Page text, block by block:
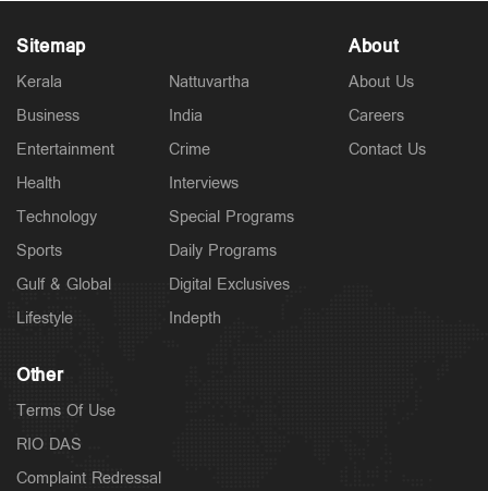
Sitemap
Kerala
Business
Entertainment
Health
Technology
Sports
Gulf & Global
Lifestyle
Nattuvartha
India
Crime
Interviews
Special Programs
Daily Programs
Digital Exclusives
Indepth
About
About Us
Careers
Contact Us
Other
Terms Of Use
RIO DAS
Complaint Redressal